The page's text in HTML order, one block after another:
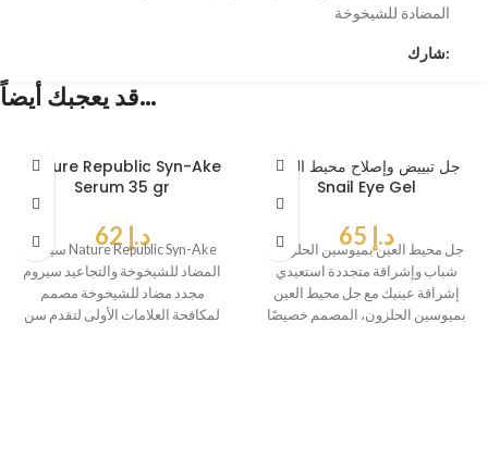
المضادة للشيخوخة
شارك:
قد يعجبك أيضاً…
Nature Republic Syn-Ake
Serum 35 gr
د.إ
سيروم Nature Republic Syn-Ake
المضاد للشيخوخة والتجاعيد سيروم
مجدد مضاد للشيخوخة مصمم
لمكافحة العلامات الأولى لتقدم سن
جل تبييض وإصلاح محيط العين
Snail Eye Gel
د.إ
جل محيط العين بميوسين الحلزون:
شباب وإشراقة متجددة استعيدي
إشراقة عينيك مع جل محيط العين
بميوسين الحلزون، المصمم خصيصًا